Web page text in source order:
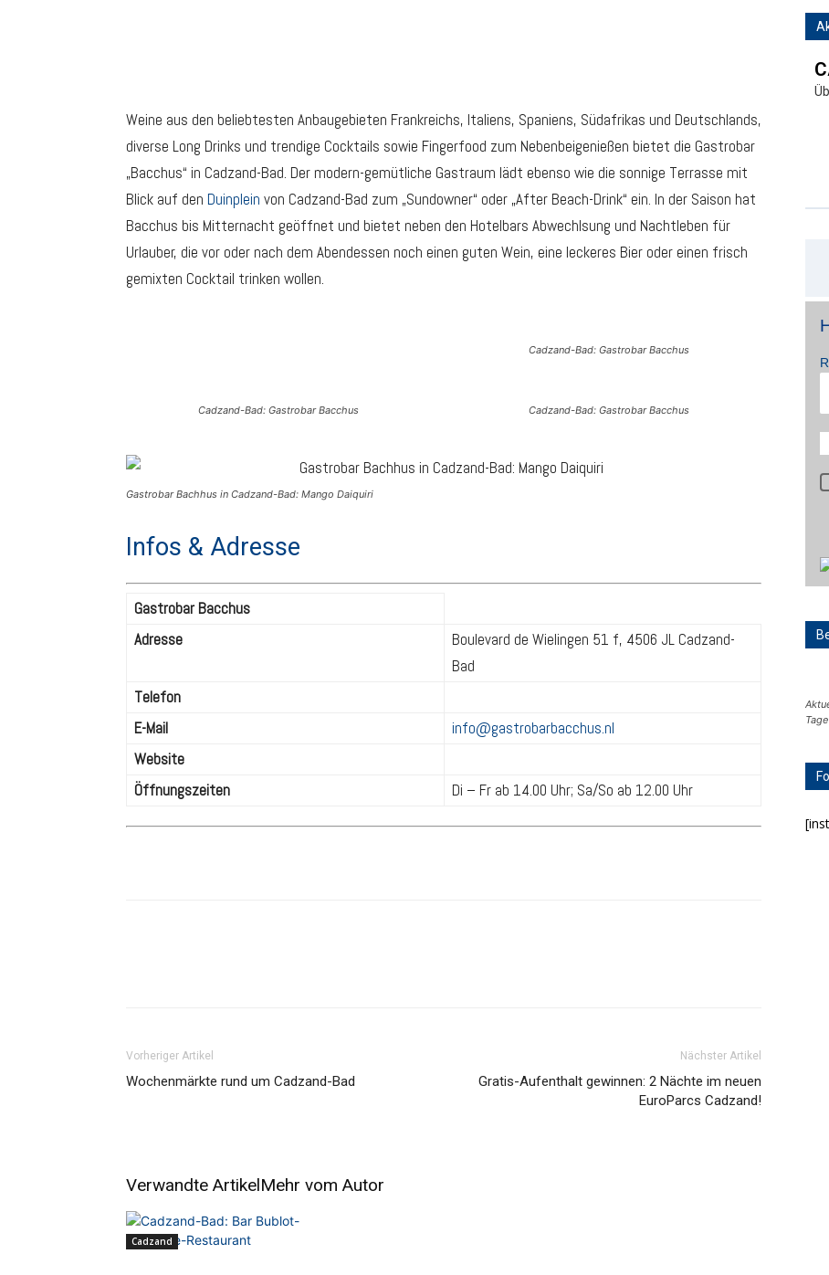
Weine aus den beliebtesten Anbaugebieten Frankreichs, Italiens, Spaniens, Südafrikas und Deutschlands,
diverse Long Drinks und trendige Cocktails sowie Fingerfood zum Nebenbeigenießen bietet die Gastrobar
„Bacchus“ in Cadzand-Bad. Der modern-gemütliche Gastraum lädt ebenso wie die sonnige Terrasse mit
Blick auf den Duinplein von Cadzand-Bad zum „Sundowner“ oder „After Beach-Drink“ ein. In der Saison hat
Bacchus bis Mitternacht geöffnet und bietet neben den Hotelbars Abwechlsung und Nachtleben für
Urlauber, die vor oder nach dem Abendessen noch einen guten Wein, eine leckeres Bier oder einen frisch
gemixten Cocktail trinken wollen.
Cadzand-Bad: Gastrobar Bacchus
Cadzand-Bad: Gastrobar Bacchus Cadzand-Bad: Gastrobar Bacchus
Gastrobar Bachhus in Cadzand-Bad: Mango Daiquiri
Infos & Adresse
Gastrobar Bacchus
Adresse
Boulevard de Wielingen 51 f, 4506 JL Cadzand-
Bad
Telefon
E-Mail
info@gastrobarbacchus.nl
Website
Öffnungszeiten
Di – Fr ab 14.00 Uhr; Sa/So ab 12.00 Uhr
Vorheriger Artikel
Wochenmärkte rund um Cadzand-Bad
Nächster Artikel
Gratis-Aufenthalt gewinnen: 2 Nächte im neuen
EuroParcs Cadzand!
Verwandte ArtikelMehr vom Autor
Cadzand
Tage